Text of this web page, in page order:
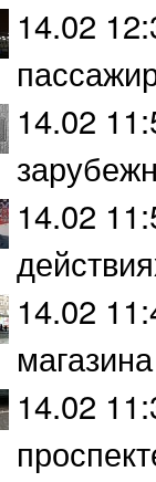
14.02
14.02
14.02
14.02
14.02